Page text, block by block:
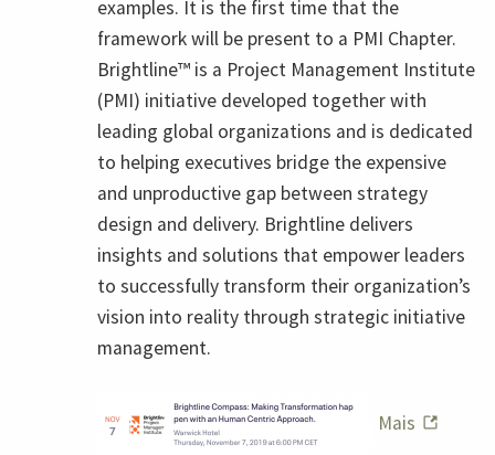
examples. It is the first time that the
framework will be present to a PMI Chapter.
Brightline™ is a Project Management Institute
(PMI) initiative developed together with
leading global organizations and is dedicated
to helping executives bridge the expensive
and unproductive gap between strategy
design and delivery. Brightline delivers
insights and solutions that empower leaders
to successfully transform their organization’s
vision into reality through strategic initiative
management.
Mais